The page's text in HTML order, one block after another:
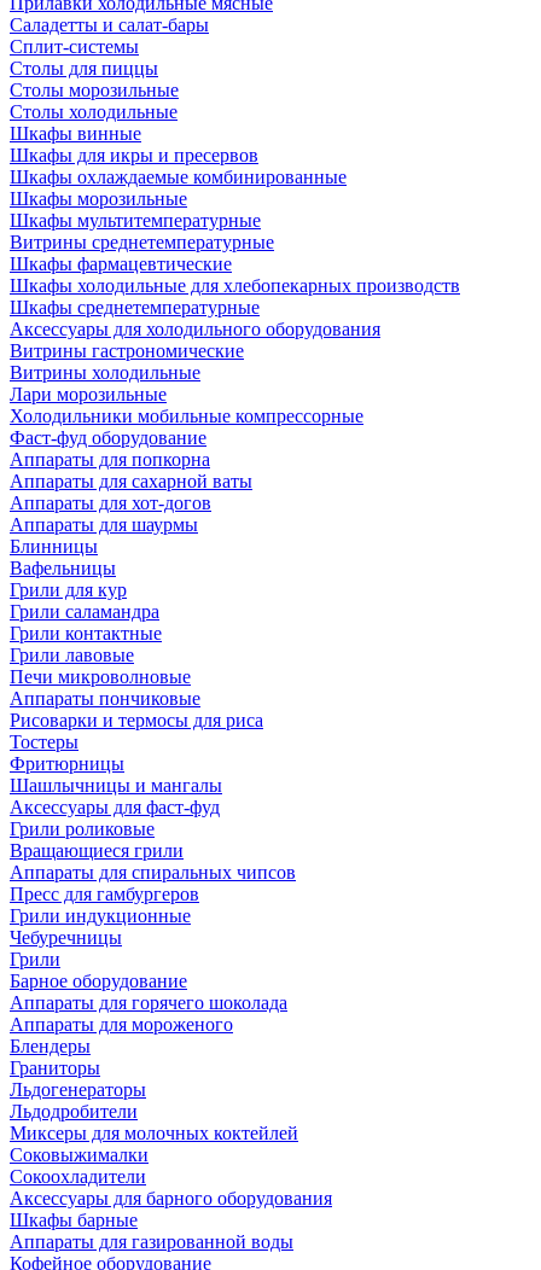
Саладетты и салат-бары
Сплит-системы
Столы для пиццы
Столы морозильные
Столы холодильные
Шкафы винные
Шкафы для икры и пресервов
Шкафы охлаждаемые комбинированные
Шкафы морозильные
Шкафы мультитемпературные
Витрины среднетемпературные
Шкафы фармацевтические
Шкафы холодильные для хлебопекарных производств
Шкафы среднетемпературные
Аксессуары для холодильного оборудования
Витрины гастрономические
Витрины холодильные
Лари морозильные
Холодильники мобильные компрессорные
Фаст-фуд оборудование
Аппараты для попкорна
Аппараты для сахарной ваты
Аппараты для хот-догов
Аппараты для шаурмы
Блинницы
Вафельницы
Грили для кур
Грили саламандра
Грили контактные
Грили лавовые
Печи микроволновые
Аппараты пончиковые
Рисоварки и термосы для риса
Тостеры
Фритюрницы
Шашлычницы и мангалы
Аксессуары для фаст-фуд
Грили роликовые
Вращающиеся грили
Аппараты для спиральных чипсов
Пресс для гамбургеров
Грили индукционные
Чебуречницы
Грили
Барное оборудование
Аппараты для горячего шоколада
Аппараты для мороженого
Блендеры
Граниторы
Льдогенераторы
Льдодробители
Миксеры для молочных коктейлей
Соковыжималки
Сокоохладители
Аксессуары для барного оборудования
Шкафы барные
Аппараты для газированной воды
Кофейное оборудование